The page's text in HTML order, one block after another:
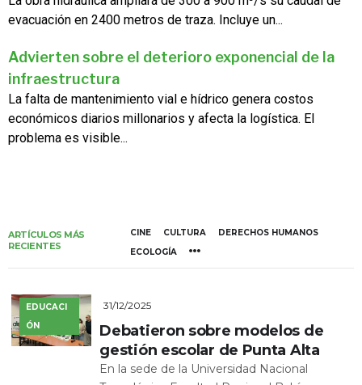
evacuación en 2400 metros de traza. Incluye un...
Advierten sobre el deterioro exponencial de la
infraestructura
La falta de mantenimiento vial e hídrico genera costos
económicos diarios millonarios y afecta la logística. El
problema es visible...
ARTÍCULOS MÁS
RECIENTES
CINE CULTURA
DERECHOS HUMANOS
ECOLOGÍA
EDUCACI
ÓN
31/12/2025
Debatieron sobre modelos de
gestión escolar de Punta Alta
En la sede de la Universidad Nacional